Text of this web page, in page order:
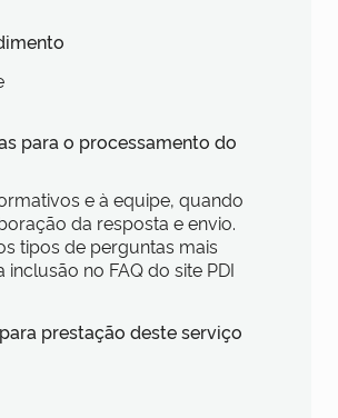
para o processamento do
e à equipe, quando
da resposta e envio.
tipos de perguntas mais
no FAQ do site PDI
prestação deste serviço